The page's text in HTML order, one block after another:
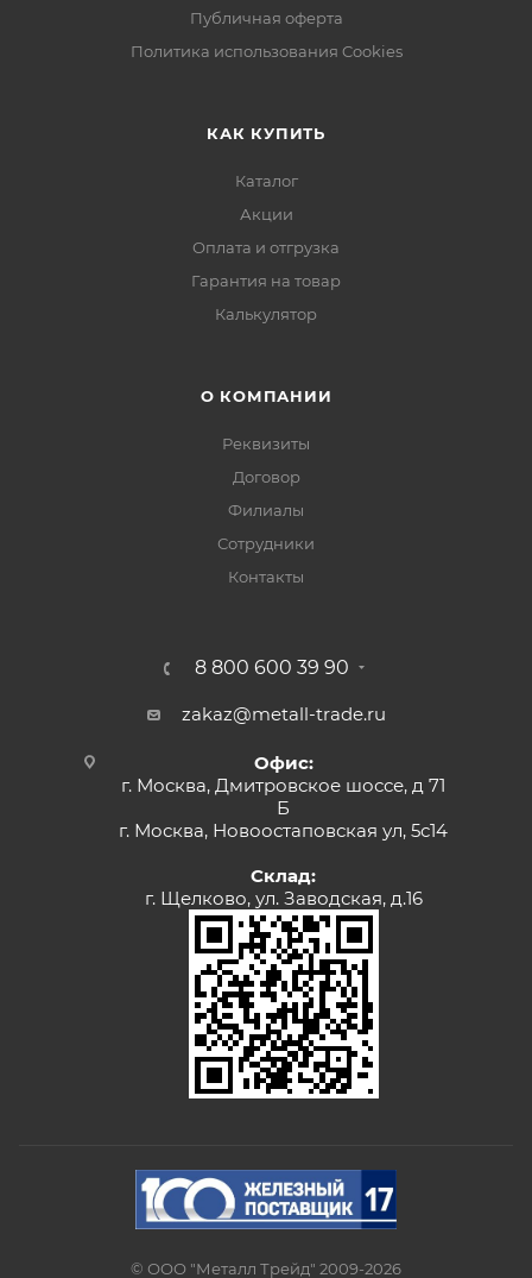
Публичная оферта
Политика использования Cookies
КАК КУПИТЬ
Каталог
Акции
Оплата и отгрузка
Гарантия на товар
Калькулятор
О КОМПАНИИ
Реквизиты
Договор
Филиалы
Сотрудники
Контакты
8 800 600 39 90
zakaz@metall-trade.ru
Офис:
г. Москва, Дмитровское шоссе, д 71
Б
г. Москва, Новоостаповская ул, 5с14
Склад:
г. Щелково, ул. Заводская, д.16
© ООО "Металл Трейд" 2009-2026